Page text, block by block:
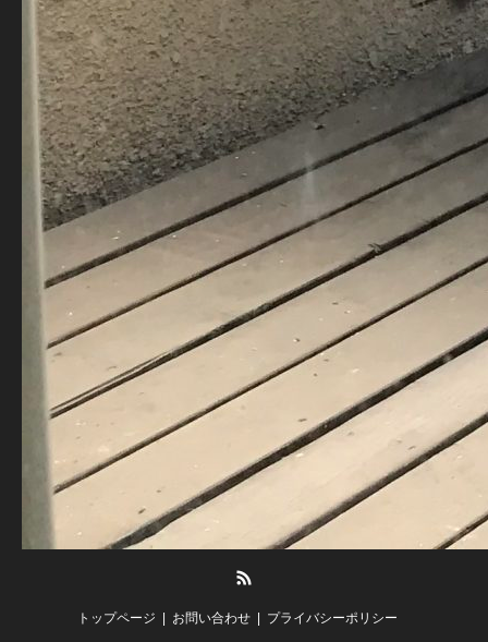
トップページ お問い合わせ プライバシーポリシー